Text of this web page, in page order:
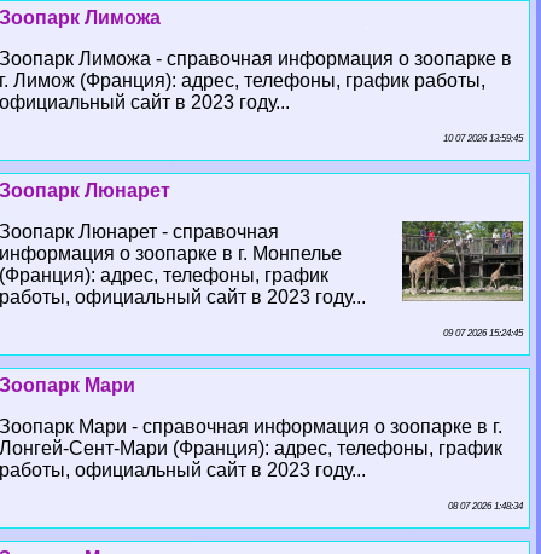
Зоопарк Лиможа
Зоопарк Лиможа - справочная информация о зоопарке в
г. Лимож (Франция): адрес, телефоны, график работы,
официальный сайт в 2023 году...
10 07 2026 13:59:45
Зоопарк Люнарет
Зоопарк Люнарет - справочная
информация о зоопарке в г. Монпелье
(Франция): адрес, телефоны, график
работы, официальный сайт в 2023 году...
09 07 2026 15:24:45
Зоопарк Мари
Зоопарк Мари - справочная информация о зоопарке в г.
Лонгeй-Сент-Мари (Франция): адрес, телефоны, график
работы, официальный сайт в 2023 году...
08 07 2026 1:48:34